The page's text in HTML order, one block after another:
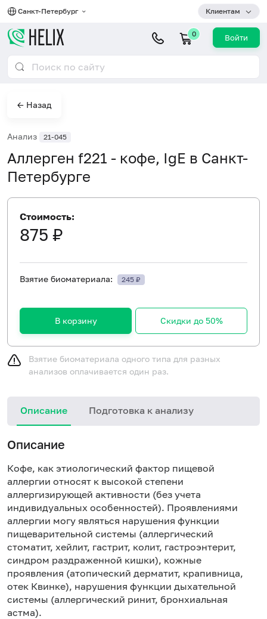
Санкт-Петербург Клиентам
0 Войти
← Назад
Анализ 21-045
Аллерген f221 - кофе, IgE в Санкт-
Петербурге
Стоимость:
875 ₽
Взятие биоматериала: 245 ₽
В корзину Скидки до 50%
Взятие биоматериала одного типа для разных
анализов оплачивается один раз.
Описание Подготовка к анализу
Описание
Кофе, как этиологический фактор пищевой
аллергии относят к высокой степени
аллергизирующей активности (без учета
индивидуальных особенностей). Проявлениями
аллергии могу являться нарушения функции
пищеварительной системы (аллергический
стоматит, хейлит, гастрит, колит, гастроэнтерит,
синдром раздраженной кишки), кожные
проявления (атопический дерматит, крапивница,
отек Квинке), нарушения функции дыхательной
системы (аллергический ринит, бронхиальная
астма).